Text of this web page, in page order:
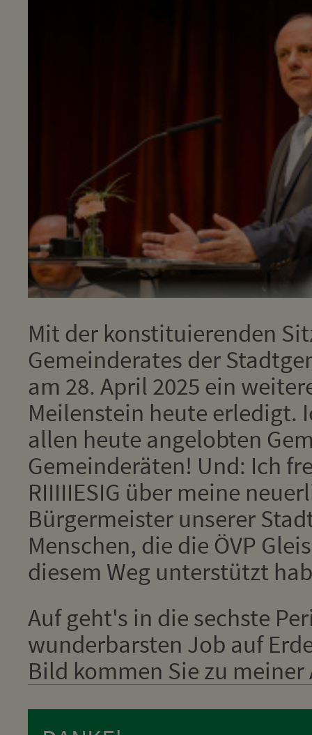
Mit der konstituierenden
Gemeinderates der
am 28. April 2025 ein
Meilenstein heute erledigt.
allen heute angelobten
Gemeinderäten! Und: Ich
RIIIIIESIG über meine
Bürgermeister unserer
Menschen, die die ÖVP
diesem Weg unterstützt
Auf geht's in die sechste
wunderbarsten Job auf
Bild kommen Sie zu